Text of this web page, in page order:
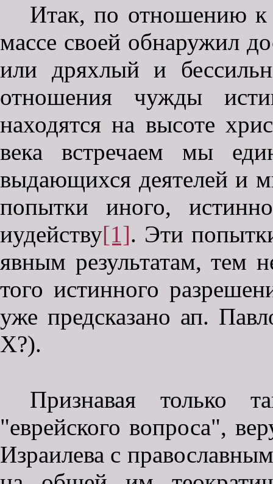
Итак, по отношению к
массе своей обнаружил
или дряхлый и
отношения чужды
находятся на высоте
века встречаем мы
выдающихся деятелей и
попытки иного,
иудейству[1]. Эти
явным результатам, тем
того истинного
уже предсказано ап.
Х?).
Признавая только
"еврейского вопроса",
Израилева с